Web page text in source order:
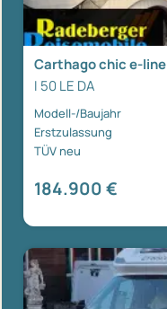
Carthago chic e-line
I 50 LE DA
Modell-/Baujahr
Erstzulassung
TÜV neu
184.900 €